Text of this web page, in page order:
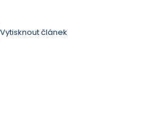
Vytisknout článek